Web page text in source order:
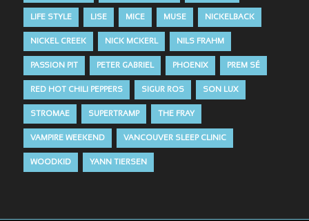
LIFE STYLE LISE MICE MUSE NICKELBACK
NICKEL CREEK NICK MCKERL NILS FRAHM
PASSION PIT PETER GABRIEL PHOENIX PREM SÉ
RED HOT CHILI PEPPERS SIGUR ROS SON LUX
STROMAE SUPERTRAMP THE FRAY
VAMPIRE WEEKEND VANCOUVER SLEEP CLINIC
WOODKID YANN TIERSEN